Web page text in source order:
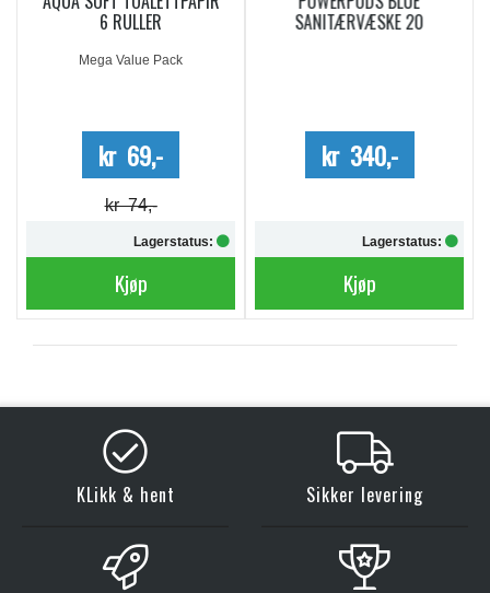
6 RULLER
Mega Value Pack
kr 69,-
kr 74,-
Lagerstatus:
Kjøp
SANITÆRVÆSKE 20
kr 340,-
Lagerstatus:
Kjøp
KLikk & hent Sikker levering